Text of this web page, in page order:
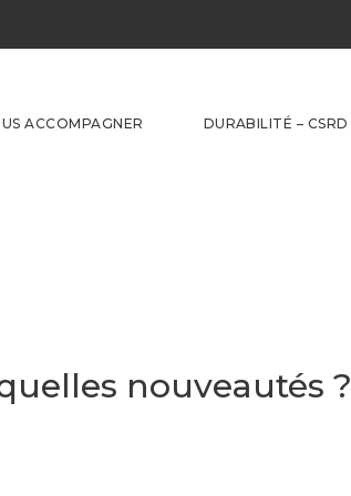
ACCOMPAGNER DURABILITÉ – CSRD
nouveautés ?